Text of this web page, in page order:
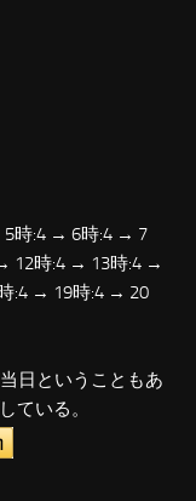
時:4 → 6時:4 → 7
12時:4 → 13時:4 →
:4 → 19時:4 → 20
日ということもあ
ている。